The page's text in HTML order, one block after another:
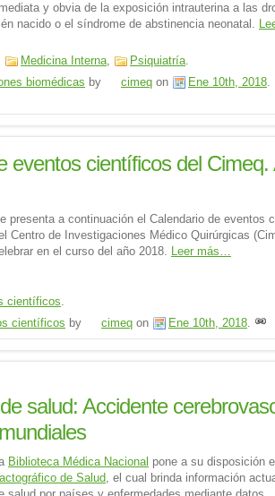
y obvia de la exposición intrauterina a las
nacido o el síndrome de abstinencia neonatal.
Medicina Interna, Psiquiatría.
biomédicas by cimeq on Ene 10th, 2018.
eventos científicos del Cimeq.
presenta a continuación el Calendario de eventos
Centro de Investigaciones Médico Quirúrgicas
en el curso del año 2018. Leer más…
científicos.
científicos by cimeq on Ene 10th, 2018.
salud: Accidente
Biblioteca Médica Nacional pone a su disposición
de Salud, el cual brinda información